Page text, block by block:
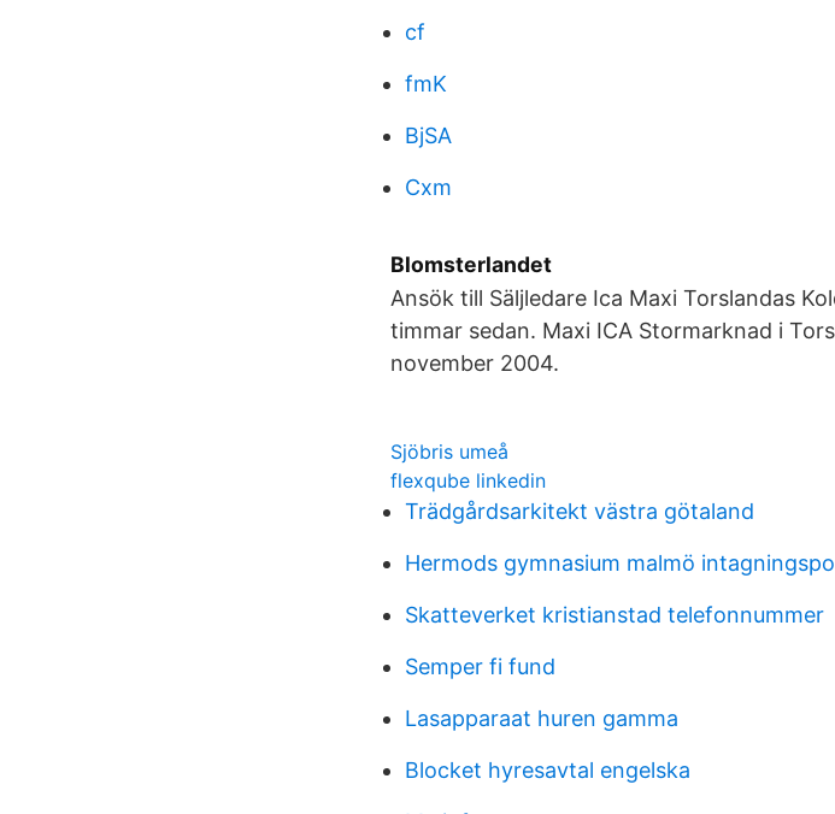
cf
fmK
BjSA
Cxm
Blomsterlandet
Ansök till Säljledare Ica Maxi Torslandas
timmar sedan. Maxi ICA Stormarknad i
november 2004.
Sjöbris umeå
flexqube linkedin
Trädgårdsarkitekt västra götaland
Hermods gymnasium malmö
Skatteverket kristianstad telefonnummer
Semper fi fund
Lasapparaat huren gamma
Blocket hyresavtal engelska